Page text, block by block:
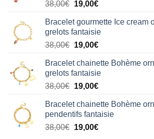
38,00€.19,00€.
38,00€ Le
initial
était :
38,00€.
19,00€Le
actuel
est :
19,00€.
Bracelet gourmette Ice cream
grelots fantaisie
38,00€ Le
initial
était :
38,00€.
19,00€Le
actuel
est :
19,00€.
Bracelet chainette Bohème
grelots fantaisie
38,00€ Le
initial
était :
38,00€.
19,00€Le
actuel
est :
19,00€.
Bracelet chainette Bohème
pendentifs fantaisie
38,00€ Le
19,00€Le